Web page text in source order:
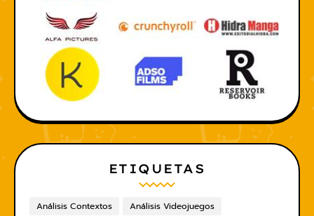
ETIQUETAS
Análisis Contextos Análisis Videojuegos